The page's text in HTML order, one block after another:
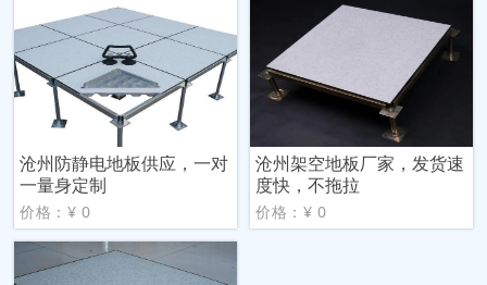
沧州防静电地板供应，一对
一量身定制
价格：¥ 0
沧州架空地板厂家，发货速
度快，不拖拉
价格：¥ 0